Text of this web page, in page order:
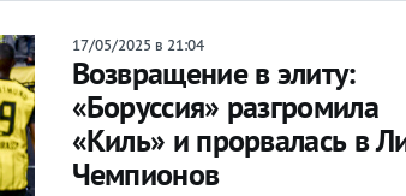
17/05/2025 в 21:04
Возвращение в элиту:
«Боруссия» разгромила
«Киль» и прорвалась в
Чемпионов